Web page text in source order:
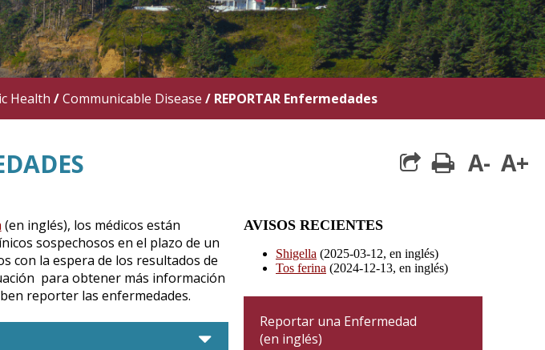
Health /Communicable Disease / REPORTAR Enfermedades
print
A- A+
(en inglés), los médicos están
sospechosos en el plazo de un
con la espera de los resultados de
para obtener más información
reporter las enfermedades.
caret down
AVISOS RECIENTES
Shigella (2025-03-12, en inglés)
Tos ferina (2024-12-13, en inglés)
Reportar una Enfermedad
(en inglés)